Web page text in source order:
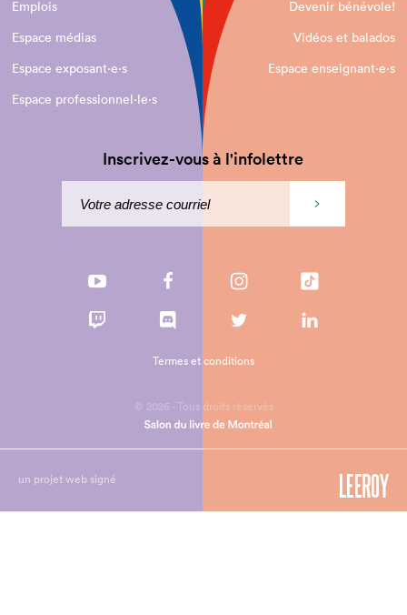
Emplois
Devenir bénévole!
Espace médias
Vidéos et balados
Espace exposant·e⋅s
Espace enseignant·e⋅s
Espace professionnel·le⋅s
Inscrivez-vous à l'infolettre
© 2026 - Tous droits réservés
Termes et conditions
un projet web signé